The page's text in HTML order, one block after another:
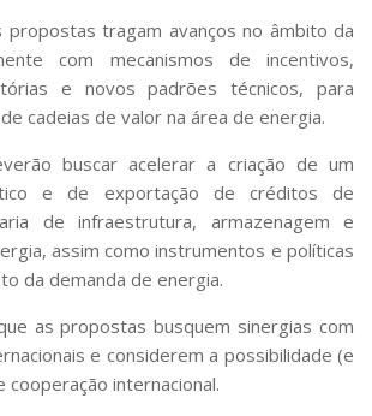
propostas tragam avanços no âmbito da
com mecanismos de incentivos,
e novos padrões técnicos, para
cadeias de valor na área de energia.
buscar acelerar a criação de um
e de exportação de créditos de
de infraestrutura, armazenagem e
assim como instrumentos e políticas
da demanda de energia.
as propostas busquem sinergias com
e considerem a possibilidade (e
internacional.